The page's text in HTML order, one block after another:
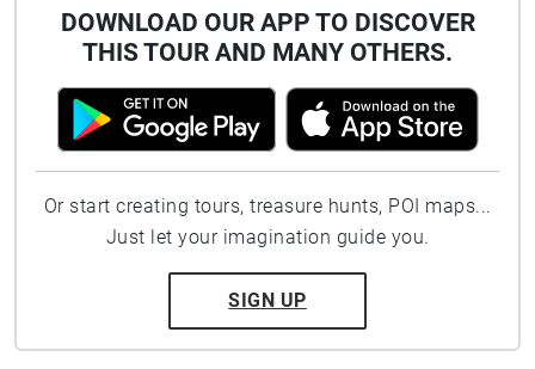
DOWNLOAD OUR APP TO DISCOVER
THIS TOUR AND MANY OTHERS.
Or start creating tours, treasure hunts, POI maps...
Just let your imagination guide you.
SIGN UP